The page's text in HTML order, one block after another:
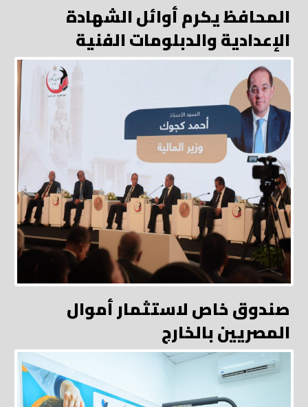
المحافظ يكرم أوائل الشهادة
الإعدادية والدبلومات الفنية
صندوق خاص لاستثمار أموال
المصريين بالخارج